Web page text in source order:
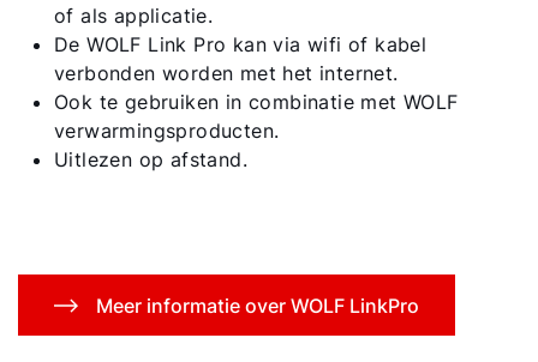
of als applicatie.
De WOLF Link Pro kan via wifi of kabel
verbonden worden met het internet.
Ook te gebruiken in combinatie met WOLF
verwarmingsproducten.
Uitlezen op afstand.
Meer informatie over WOLF LinkPro